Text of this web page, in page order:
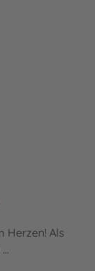
Herzen! Als